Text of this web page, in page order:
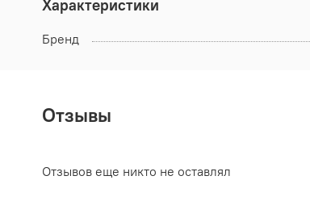
Характеристики
Бренд
Отзывы
Отзывов еще никто не оставлял